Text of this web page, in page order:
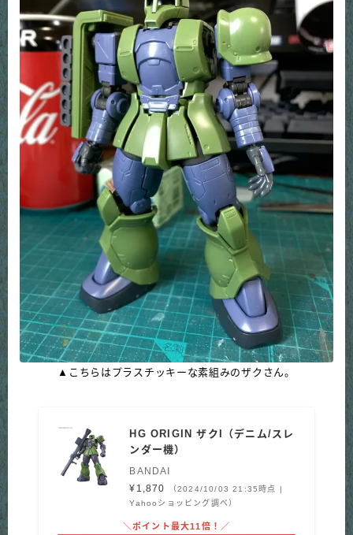
▲こちらはプラスチッキーな素組みのザクさん。
HG ORIGIN ザクI（デニム/スレ
ンダー機）
BANDAI
¥1,870
（2024/10/03 21:35時点 |
Yahooショッピング調べ）
＼ポイント最大11倍！／